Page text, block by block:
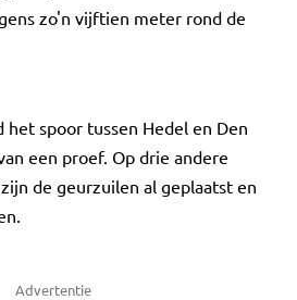
zo'n vijftien meter rond de
het spoor tussen Hedel en Den
een proef. Op drie andere
de geurzuilen al geplaatst en
Advertentie